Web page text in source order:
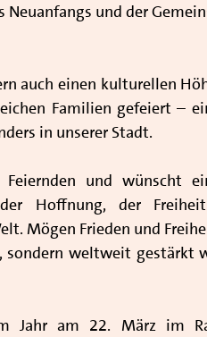
Neuanfangs und der
auch einen kulturellen
Familien gefeiert –
in unserer Stadt.
und wünscht
Hoffnung, der
Mögen Frieden und
sondern weltweit gestärkt
Jahr am 22. März im